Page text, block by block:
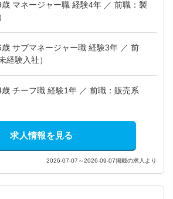
経験入社）
求人情報を見る
2026-07-07～2026-09-07掲載の求人より